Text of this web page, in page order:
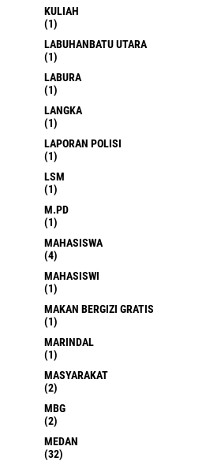
KULIAH
(1)
LABUHANBATU UTARA
(1)
LABURA
(1)
LANGKA
(1)
LAPORAN POLISI
(1)
LSM
(1)
M.PD
(1)
MAHASISWA
(4)
MAHASISWI
(1)
MAKAN BERGIZI GRATIS
(1)
MARINDAL
(1)
MASYARAKAT
(2)
MBG
(2)
MEDAN
(32)